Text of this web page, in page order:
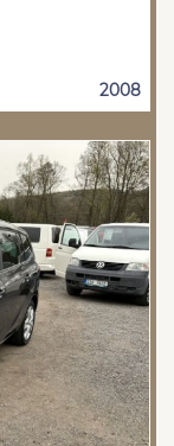
2008